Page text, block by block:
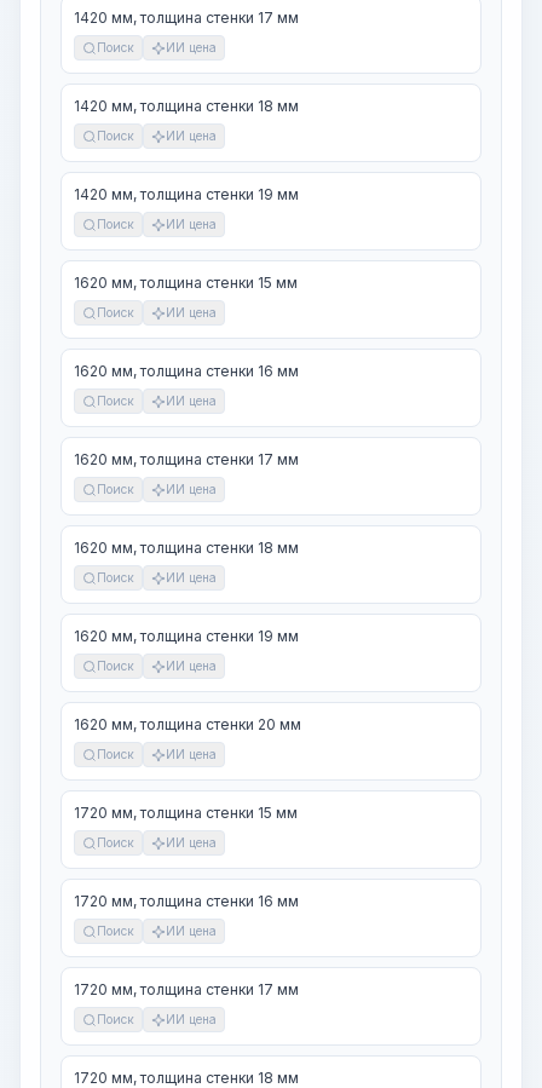
1420 мм, толщина стенки 17 мм
Поиск ИИ цена
1420 мм, толщина стенки 18 мм
Поиск ИИ цена
1420 мм, толщина стенки 19 мм
Поиск ИИ цена
1620 мм, толщина стенки 15 мм
Поиск ИИ цена
1620 мм, толщина стенки 16 мм
Поиск ИИ цена
1620 мм, толщина стенки 17 мм
Поиск ИИ цена
1620 мм, толщина стенки 18 мм
Поиск ИИ цена
1620 мм, толщина стенки 19 мм
Поиск ИИ цена
1620 мм, толщина стенки 20 мм
Поиск ИИ цена
1720 мм, толщина стенки 15 мм
Поиск ИИ цена
1720 мм, толщина стенки 16 мм
Поиск ИИ цена
1720 мм, толщина стенки 17 мм
Поиск ИИ цена
1720 мм, толщина стенки 18 мм